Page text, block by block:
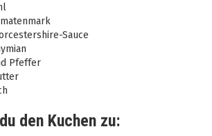
Sauce
Pfeffer
den Kuchen zu: